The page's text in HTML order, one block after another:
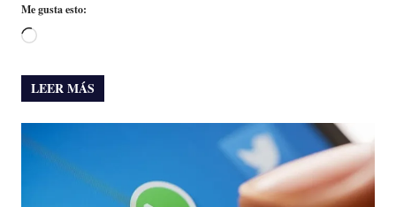
Me gusta esto:
Cargando...
LEER MÁS